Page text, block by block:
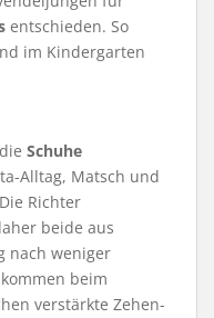
entschieden. So
im Kindergarten
Schuhe
Alltag, Matsch und
Richter
beide aus
nach weniger
beim
verstärkte Zehen-